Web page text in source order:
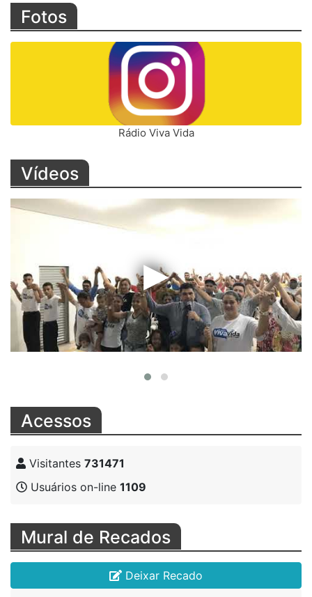
Fotos
Rádio Viva Vida
Vídeos
Acessos
Visitantes 731471
Usuários on-line 1109
Mural de Recados
Deixar Recado